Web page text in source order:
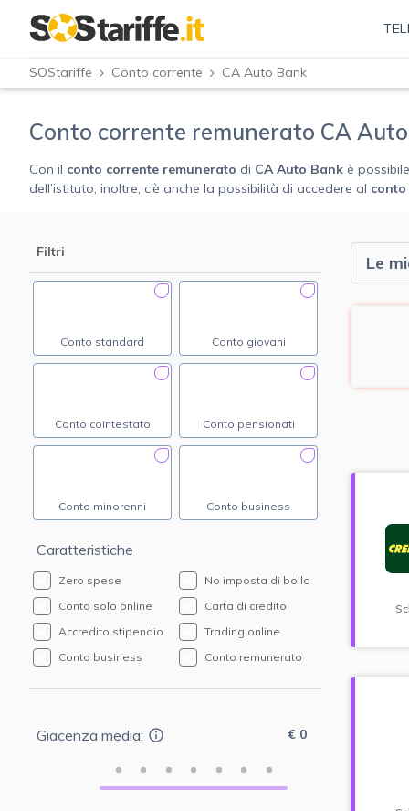
SOStariffe Conto corrente CA Auto Bank
Conto corrente remunerato CA
Con il conto corrente remunerato di CA Auto Bank è
dell’istituto, inoltre, c’è anche la possibilità di accedere al
Filtri
Conto standard Conto giovani
Conto cointestato Conto pensionati
Conto minorenni Conto business
Caratteristiche
Zero spese
No imposta di bollo
Conto solo online
Carta di credito
Accredito stipendio
Trading online
Conto business
Conto remunerato
Giacenza media: € 0
Le